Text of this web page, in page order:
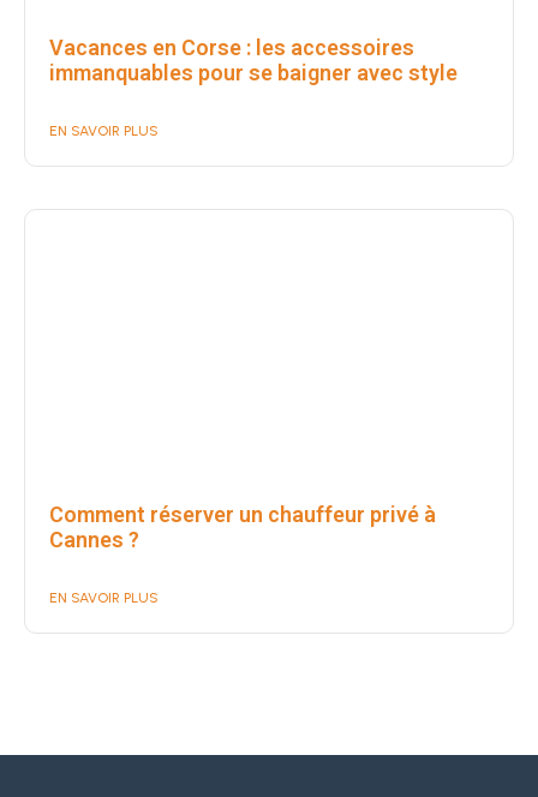
Vacances en Corse : les accessoires
immanquables pour se baigner avec style
EN SAVOIR PLUS
Comment réserver un chauffeur privé à
Cannes ?
EN SAVOIR PLUS